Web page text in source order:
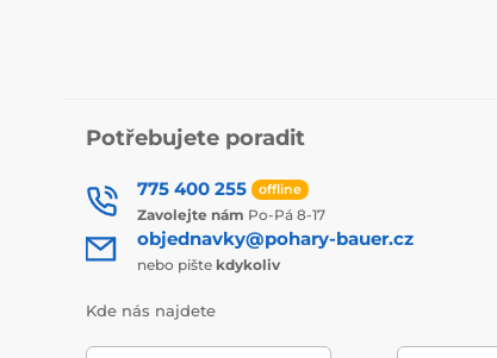
Potřebujete poradit
775 400 255 offline
Zavolejte nám Po-Pá 8-17
objednavky@pohary-bauer.cz
nebo pište kdykoliv
Kde nás najdete